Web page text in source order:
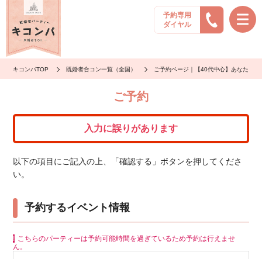
予約専用
ダイヤル
キコンパTOP 既婚者合コン一覧（全国） ご予約ページ｜【40代中心】あなたを
ご予約
入力に誤りがあります
以下の項目にご記入の上、「確認する」ボタンを押してくださ
い。
予約するイベント情報
こちらのパーティーは予約可能時間を過ぎているため予約は行えませ
ん。